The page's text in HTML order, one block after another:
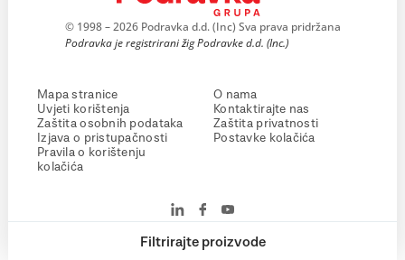
Filtrirajte proizvode
© 1998 – 2026 Podravka d.d. (Inc) Sva prava pridržana
Podravka je registrirani žig Podravke d.d. (Inc.)
Mapa stranice
Uvjeti korištenja
Zaštita osobnih podataka
Izjava o pristupačnosti
Pravila o korištenju
kolačića
O nama
Kontaktirajte nas
Zaštita privatnosti
Postavke kolačića